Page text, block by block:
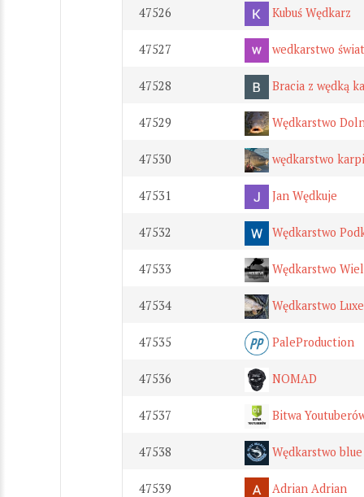
47526 Kubuś Wędkarz
47527 wedkarstwo
47528 Bracia z wędką
47529 Wędkarstwo
47530 wędkarstwo
47531 Jan Wędkuje
47532 Wędkarstwo
47533 Wędkarstwo
47534 Wędkarstwo
47535 PaleProduction
47536 NOMAD
47537 Bitwa
47538 Wędkarstwo blue
47539 Adrian Adrian